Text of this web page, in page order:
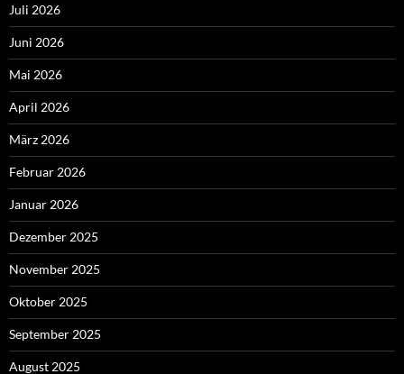
Juli 2026
Juni 2026
Mai 2026
April 2026
März 2026
Februar 2026
Januar 2026
Dezember 2025
November 2025
Oktober 2025
September 2025
August 2025